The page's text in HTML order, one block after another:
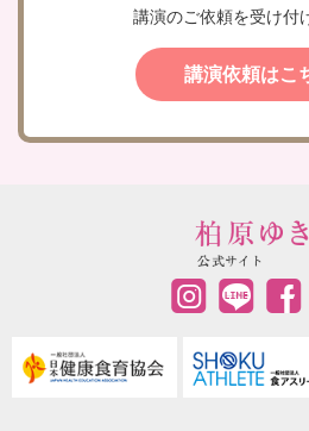
講演のご依頼を受け付
講演依頼はこ